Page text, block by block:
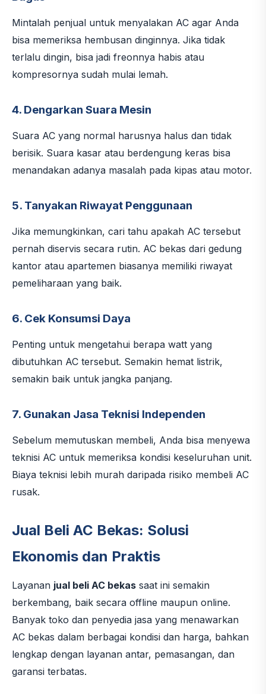
Mintalah penjual untuk menyalakan AC agar Anda
bisa memeriksa hembusan dinginnya. Jika tidak
terlalu dingin, bisa jadi freonnya habis atau
kompresornya sudah mulai lemah.
4. Dengarkan Suara Mesin
Suara AC yang normal harusnya halus dan tidak
berisik. Suara kasar atau berdengung keras bisa
menandakan adanya masalah pada kipas atau motor.
5. Tanyakan Riwayat Penggunaan
Jika memungkinkan, cari tahu apakah AC tersebut
pernah diservis secara rutin. AC bekas dari gedung
kantor atau apartemen biasanya memiliki riwayat
pemeliharaan yang baik.
6. Cek Konsumsi Daya
Penting untuk mengetahui berapa watt yang
dibutuhkan AC tersebut. Semakin hemat listrik,
semakin baik untuk jangka panjang.
7. Gunakan Jasa Teknisi Independen
Sebelum memutuskan membeli, Anda bisa menyewa
teknisi AC untuk memeriksa kondisi keseluruhan unit.
Biaya teknisi lebih murah daripada risiko membeli AC
rusak.
Jual Beli AC Bekas: Solusi
Ekonomis dan Praktis
Layanan jual beli AC bekas saat ini semakin
berkembang, baik secara offline maupun online.
Banyak toko dan penyedia jasa yang menawarkan
AC bekas dalam berbagai kondisi dan harga, bahkan
lengkap dengan layanan antar, pemasangan, dan
garansi terbatas.